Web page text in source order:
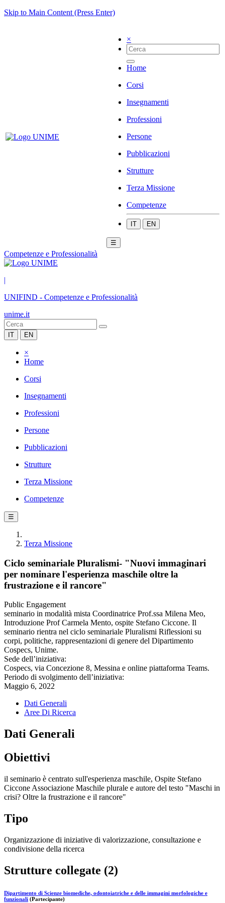
Skip to Main Content (Press Enter)
×
Home
Corsi
Insegnamenti
Professioni
Persone
Pubblicazioni
Strutture
Terza Missione
Competenze
IT EN
☰
Competenze e Professionalità
|
UNIFIND - Competenze e Professionalità
unime.it
IT EN
×
Home
Corsi
Insegnamenti
Professioni
Persone
Pubblicazioni
Strutture
Terza Missione
Competenze
☰
Terza Missione
Ciclo seminariale Pluralismi- "Nuovi immaginari
per nominare l'esperienza maschile oltre la
frustrazione e il rancore"
Public Engagement
seminario in modalità mista Coordinatrice Prof.ssa Milena Meo,
Introduzione Prof Carmela Mento, ospite Stefano Ciccone. Il
seminario rientra nel ciclo seminariale Pluralismi Riflessioni su
corpi, politiche, rappresentazioni di genere del Dipartimento
Cospecs, Unime.
Sede dell’iniziativa:
Cospecs, via Concezione 8, Messina e online piattaforma Teams.
Periodo di svolgimento dell’iniziativa:
Maggio 6, 2022
Dati Generali
Aree Di Ricerca
Dati Generali
Obiettivi
il seminario è centrato sull'esperienza maschile, Ospite Stefano
Ciccone Associazione Maschile plurale e autore del testo "Maschi in
crisi? Oltre la frustrazione e il rancore"
Tipo
Organizzazione di iniziative di valorizzazione, consultazione e
condivisione della ricerca
Strutture collegate (2)
Dipartimento di Scienze biomediche, odontoiatriche e delle immagini morfologiche e
funzionali (Partecipante)